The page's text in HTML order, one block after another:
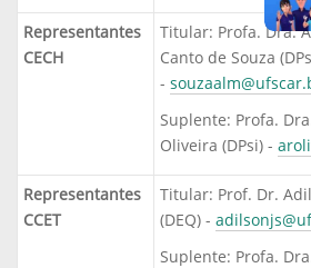
Representantes
CECH
Titular: Profa. Dra.
Canto de Souza
-
Suplente: Profa.
Oliveira (DPsi) -
Representantes
CCET
Titular: Prof. Dr.
(DEQ) -
Suplente: Profa.